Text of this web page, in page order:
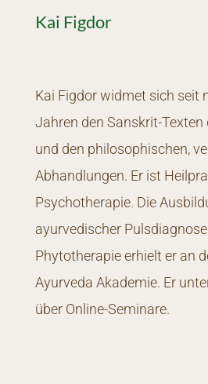
Kai Figdor
Kai Figdor widmet sich seit
Jahren den Sanskrit-Texten
und den philosophischen,
Abhandlungen. Er ist
Psychotherapie. Die
ayurvedischer
Phytotherapie erhielt er an
Ayurveda Akademie. Er
über Online-Seminare.